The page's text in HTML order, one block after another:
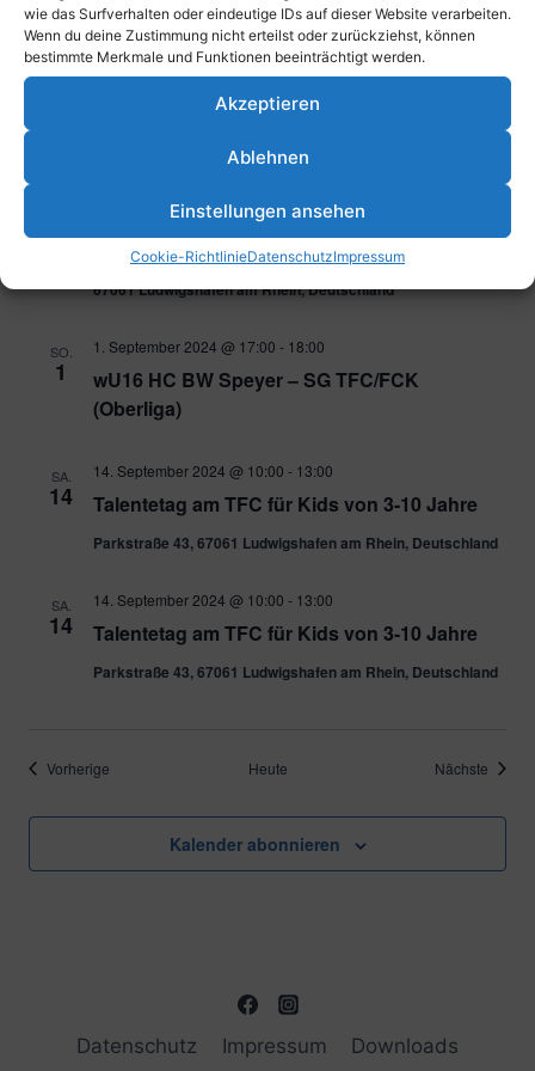
wie das Surfverhalten oder eindeutige IDs auf dieser Website verarbeiten.
Wenn du deine Zustimmung nicht erteilst oder zurückziehst, können
bestimmte Merkmale und Funktionen beeinträchtigt werden.
Akzeptieren
Ablehnen
Einstellungen ansehen
Cookie-RichtlinieDatenschutzImpressum
31 mU18 TFC – HC Speyer 1 (Oberliga)
Turn- und Fecht-Club 1861 e.V. Ludwigshafen, Parkstraße 43,
67061 Ludwigshafen am Rhein, Deutschland
mU12 TFC – TG Frankenthal 1 (Oberliga)
Turn- und Fecht-Club 1861 e.V. Ludwigshafen, Parkstraße 43,
67061 Ludwigshafen am Rhein, Deutschland
SO.
1
wU16 HC BW Speyer – SG TFC/FCK
(Oberliga)
1. September 2024 @ 17:00 - 18:00
SA.
14 Talentetag am TFC für Kids von 3-10 Jahre
14. September 2024 @ 10:00 - 13:00
Parkstraße 43, 67061 Ludwigshafen am Rhein, Deutschland
SA.
14 Talentetag am TFC für Kids von 3-10 Jahre
14. September 2024 @ 10:00 - 13:00
Parkstraße 43, 67061 Ludwigshafen am Rhein, Deutschland
Vorherige Heute Nächste
Kalender abonnieren
Datenschutz Impressum Downloads